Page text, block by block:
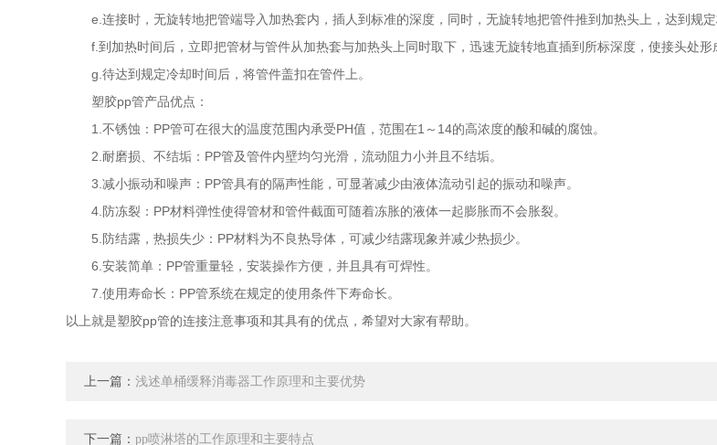
e.连接时，无旋转地把管端导入加热套内，插人到标准的深度，同时，无旋转地把管件推到加热头上，达到规
f.到加热时间后，立即把管材与管件从加热套与加热头上同时取下，迅速无旋转地直插到所标深度，使接头处形
g.待达到规定冷却时间后，将管件盖扣在管件上。
塑胶pp管产品优点：
1.不锈蚀：PP管可在很大的温度范围内承受PH值，范围在1～14的高浓度的酸和碱的腐蚀。
2.耐磨损、不结垢：PP管及管件内壁均匀光滑，流动阻力小并且不结垢。
3.减小振动和噪声：PP管具有的隔声性能，可显著减少由液体流动引起的振动和噪声。
4.防冻裂：PP材料弹性使得管材和管件截面可随着冻胀的液体一起膨胀而不会胀裂。
5.防结露，热损失少：PP材料为不良热导体，可减少结露现象并减少热损少。
6.安装简单：PP管重量轻，安装操作方便，并且具有可焊性。
7.使用寿命长：PP管系统在规定的使用条件下寿命长。
以上就是塑胶pp管的连接注意事项和其具有的优点，希望对大家有帮助。
上一篇： 浅述单桶缓释消毒器工作原理和主要优势
下一篇： pp喷淋塔的工作原理和主要特点